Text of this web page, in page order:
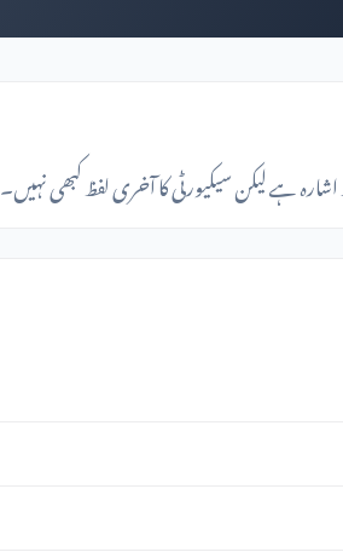
اشارہ ہے لیکن سیکیورٹی کا آخری لفظ کبھی نہیں۔